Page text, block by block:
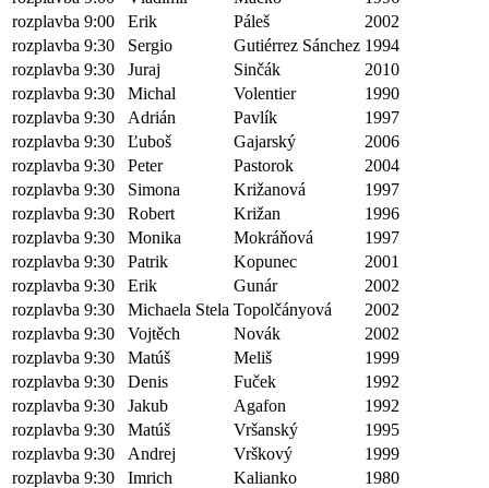
rozplavba 9:00
Erik Páleš
2002
rozplavba 9:30
Sergio Gutiérrez Sánchez 1994
rozplavba 9:30
Juraj Sinčák
2010
rozplavba 9:30
Michal Volentier
1990
rozplavba 9:30
Adrián Pavlík
1997
rozplavba 9:30
Ľuboš Gajarský
2006
rozplavba 9:30
Peter Pastorok
2004
rozplavba 9:30
Simona Križanová
1997
rozplavba 9:30
Robert Križan
1996
rozplavba 9:30
Monika Mokráňová
1997
rozplavba 9:30
Patrik Kopunec
2001
rozplavba 9:30
Erik Gunár
2002
rozplavba 9:30
Michaela Stela Topolčányová
2002
rozplavba 9:30
Vojtěch Novák
2002
rozplavba 9:30
Matúš Meliš
1999
rozplavba 9:30
Denis Fuček
1992
rozplavba 9:30
Jakub Agafon
1992
rozplavba 9:30
Matúš Vršanský
1995
rozplavba 9:30
Andrej Vrškový
1999
rozplavba 9:30
Imrich Kalianko
1980